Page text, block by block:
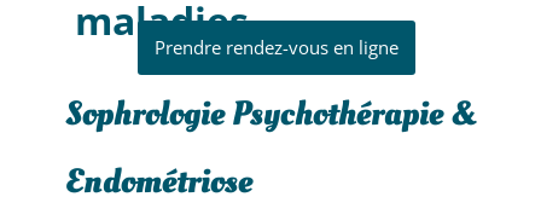
maladies
Prendre rendez-vous en ligne
Sophrologie Psychothérapie &
Endométriose